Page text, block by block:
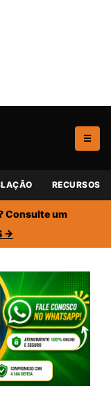
☰
RECURSOS
Consulte um
→